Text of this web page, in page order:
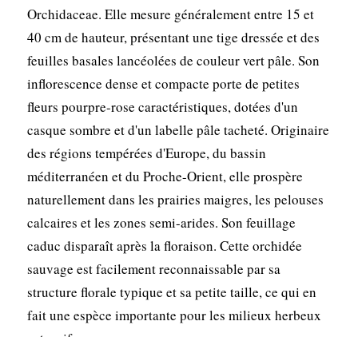
Orchidaceae. Elle mesure généralement entre 15 et
40 cm de hauteur, présentant une tige dressée et des
feuilles basales lancéolées de couleur vert pâle. Son
inflorescence dense et compacte porte de petites
fleurs pourpre-rose caractéristiques, dotées d'un
casque sombre et d'un labelle pâle tacheté. Originaire
des régions tempérées d'Europe, du bassin
méditerranéen et du Proche-Orient, elle prospère
naturellement dans les prairies maigres, les pelouses
calcaires et les zones semi-arides. Son feuillage
caduc disparaît après la floraison. Cette orchidée
sauvage est facilement reconnaissable par sa
structure florale typique et sa petite taille, ce qui en
fait une espèce importante pour les milieux herbeux